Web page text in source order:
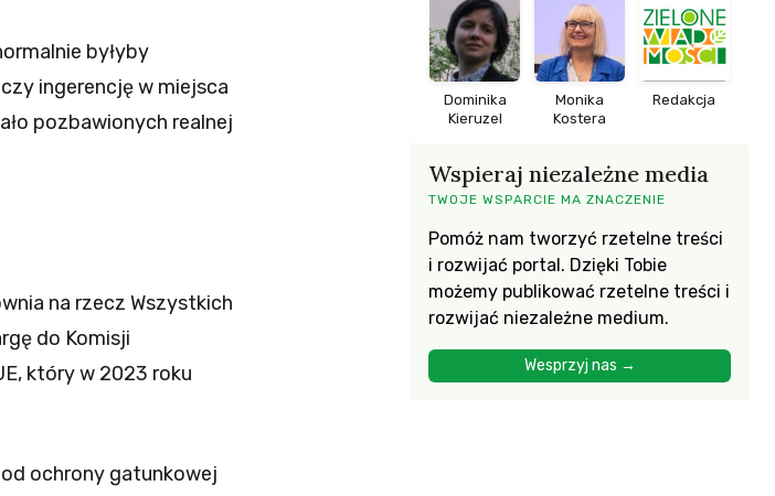
byłyby
ingerencję w miejsca
pozbawionych realnej
na rzecz Wszystkich
do Komisji
który w 2023 roku
ochrony gatunkowej
Dominika
Kieruzel
Monika
Kostera
Redakcja
Wspieraj niezależne media
TWOJE WSPARCIE MA ZNACZENIE
Pomóż nam tworzyć rzetelne treści
i rozwijać portal. Dzięki Tobie
możemy publikować rzetelne treści i
rozwijać niezależne medium.
Wesprzyj nas →